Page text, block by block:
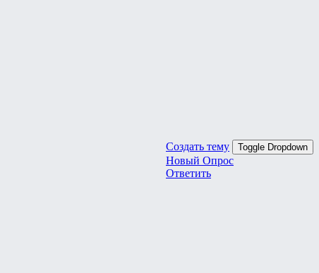
Создать тему Toggle Dropdown
Новый Опрос
Ответить